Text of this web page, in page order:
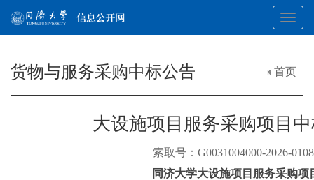
货物与服务采购中标公告 首页
大设施项目服务采购项目
索取号：G0031004000-
同济大学大设施项目服务采购项